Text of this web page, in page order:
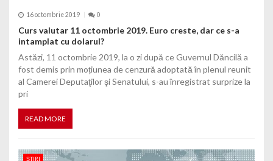
16 octombrie 2019 0
Curs valutar 11 octombrie 2019. Euro creste, dar ce s-a
intamplat cu dolarul?
Astăzi, 11 octombrie 2019, la o zi după ce Guvernul Dăncilă a
fost demis prin moțiunea de cenzură adoptată în plenul reunit
al Camerei Deputaţilor şi Senatului, s-au înregistrat surprize la
pri
READ MORE
ȘTIRI